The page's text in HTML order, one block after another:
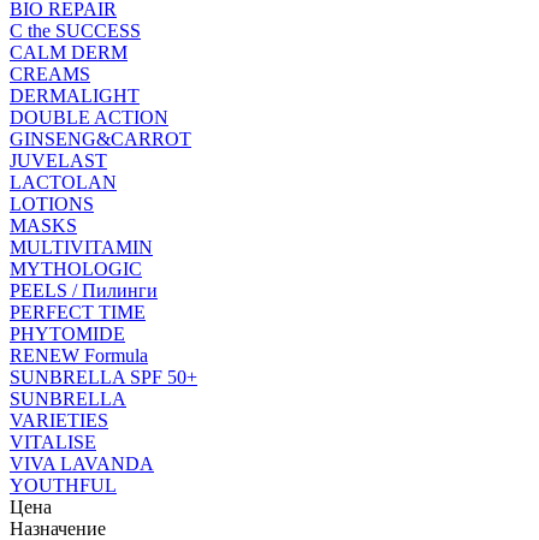
BIO REPAIR
C the SUCCESS
CALM DERM
CREAMS
DERMALIGHT
DOUBLE ACTION
GINSENG&CARROT
JUVELAST
LACTOLAN
LOTIONS
MASKS
MULTIVITAMIN
MYTHOLOGIC
PEELS / Пилинги
PERFECT TIME
PHYTOMIDE
RENEW Formula
SUNBRELLA SPF 50+
SUNBRELLA
VARIETIES
VITALISE
VIVA LAVANDA
YOUTHFUL
Цена
Назначение